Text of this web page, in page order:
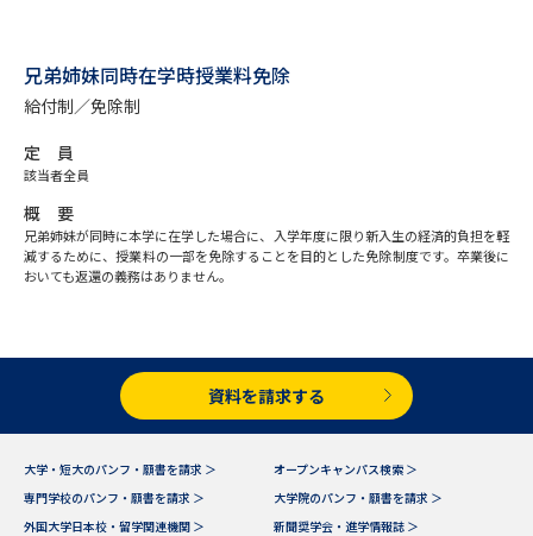
デジタルパンフレット
新学年スタート号特集ページ
SELFBRAND特集ページ
オープンキャンパス検索 実施プログラムから探す
来場型・Web型イベント特集 夢ナビライブ
兄弟姉妹同時在学時授業料免除
給付制／免除制
定 員
該当者全員
概 要
兄弟姉妹が同時に本学に在学した場合に、入学年度に限り新入生の経済的負担を軽
減するために、授業料の一部を免除することを目的とした免除制度です。卒業後に
おいても返還の義務はありません。
資料を請求する
大学・短大のパンフ・願書を請求 ＞
オープンキャンパス検索 ＞
専門学校のパンフ・願書を請求 ＞
大学院のパンフ・願書を請求 ＞
外国大学日本校・留学関連機関 ＞
新聞奨学会・進学情報誌 ＞